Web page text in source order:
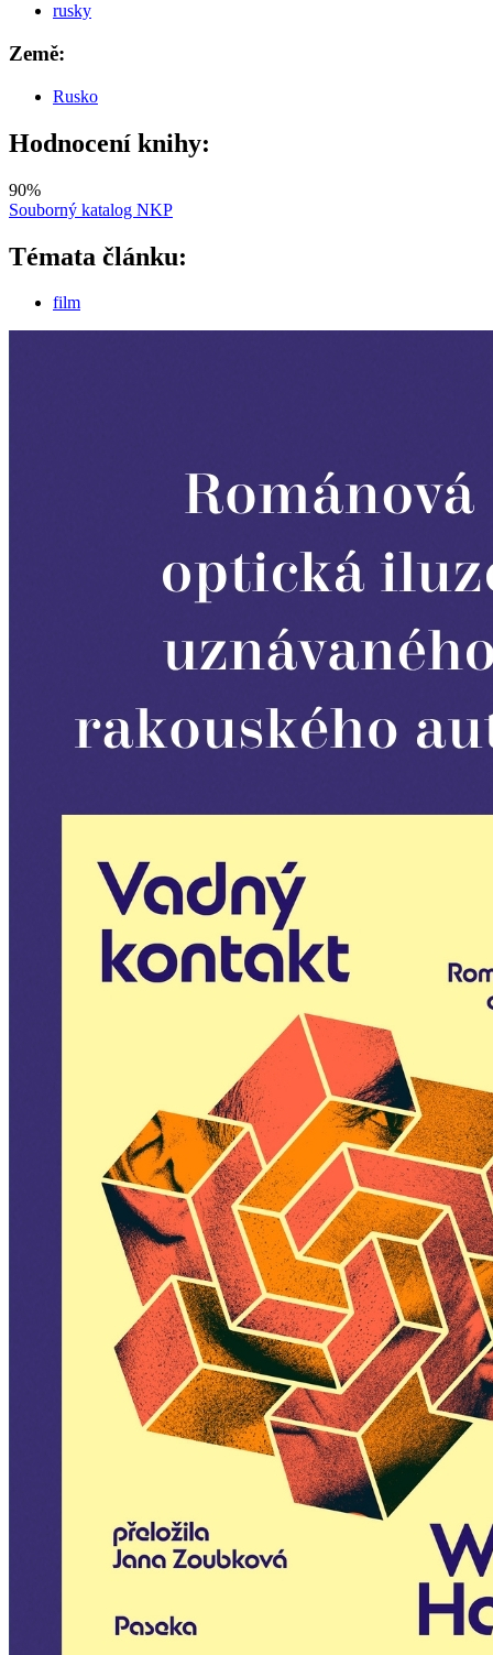
rusky
Země:
Rusko
Hodnocení knihy:
90%
Souborný katalog NKP
Témata článku:
film